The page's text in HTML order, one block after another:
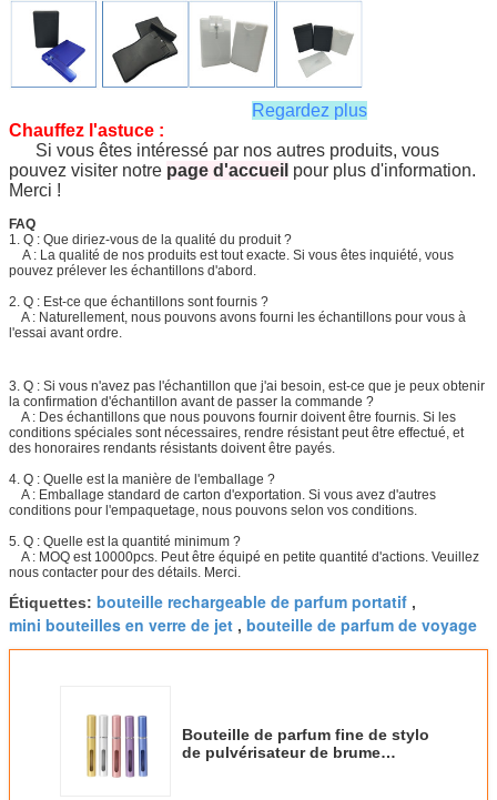
Regardez plus
Chauffez l'astuce :
Si vous êtes intéressé par nos autres produits, vous
pouvez visiter notre page d'accueil pour plus d'information.
Merci !
FAQ
1. Q : Que diriez-vous de la qualité du produit ?
A : La qualité de nos produits est tout exacte. Si vous êtes inquiété, vous
pouvez prélever les échantillons d'abord.
2. Q : Est-ce que échantillons sont fournis ?
A : Naturellement, nous pouvons avons fourni les échantillons pour vous à
l'essai avant ordre.
3. Q : Si vous n'avez pas l'échantillon que j'ai besoin, est-ce que je peux obtenir
la confirmation d'échantillon avant de passer la commande ?
A : Des échantillons que nous pouvons fournir doivent être fournis. Si les
conditions spéciales sont nécessaires, rendre résistant peut être effectué, et
des honoraires rendants résistants doivent être payés.
4. Q : Quelle est la manière de l'emballage ?
A : Emballage standard de carton d'exportation. Si vous avez d'autres
conditions pour l'empaquetage, nous pouvons selon vos conditions.
5. Q : Quelle est la quantité minimum ?
A : MOQ est 10000pcs. Peut être équipé en petite quantité d'actions. Veuillez
nous contacter pour des détails. Merci.
Étiquettes: bouteille rechargeable de parfum portatif ,
mini bouteilles en verre de jet , bouteille de parfum de voyage
Bouteille de parfum fine de stylo
de pulvérisateur de brume